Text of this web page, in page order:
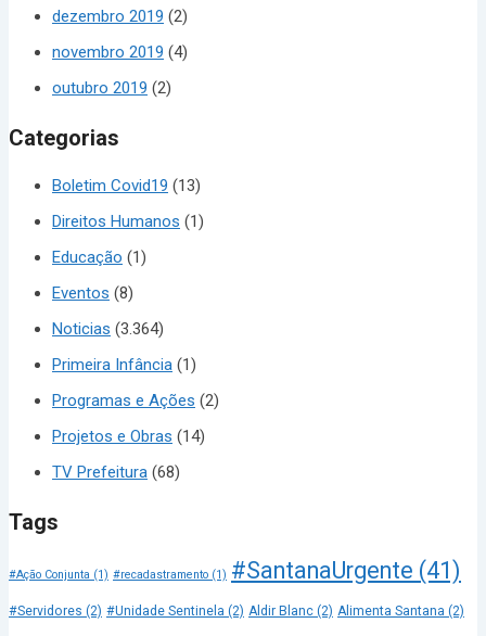
dezembro 2019 (2)
novembro 2019 (4)
outubro 2019 (2)
Categorias
Boletim Covid19 (13)
Direitos Humanos (1)
Educação (1)
Eventos (8)
Noticias (3.364)
Primeira Infância (1)
Programas e Ações (2)
Projetos e Obras (14)
TV Prefeitura (68)
Tags
#Ação Conjunta (1) #recadastramento (1) #SantanaUrgente (41)
#Servidores (2) #Unidade Sentinela (2) Aldir Blanc (2) Alimenta Santana (2)